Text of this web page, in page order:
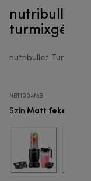
nutribullet®
turmixgép
nutribullet Turbo™
NBT1004MB
Szín:Matt fekete